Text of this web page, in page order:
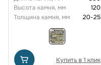
Высота камня, мм
120
Толщина камня, мм
20-25
Купить в 1 клик